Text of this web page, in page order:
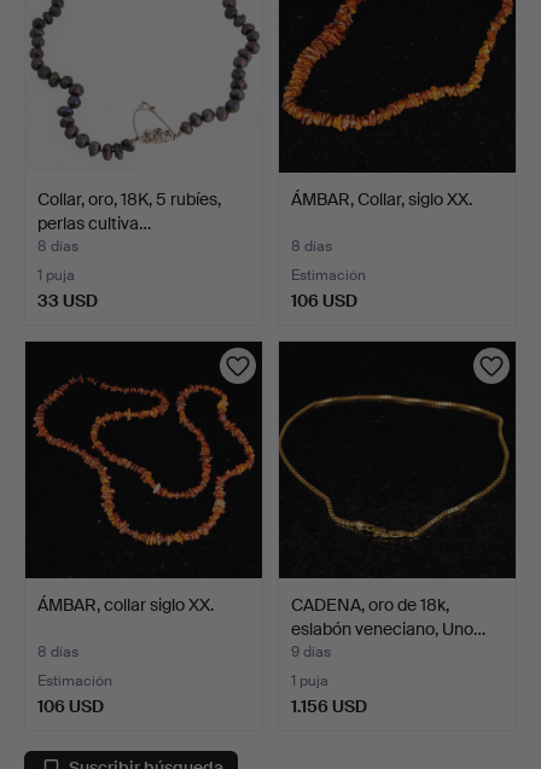
Collar, oro, 18K, 5 rubíes,
perlas cultiva…
8 días
1 puja
33 USD
ÁMBAR, Collar, siglo XX.
8 días
Estimación
106 USD
ÁMBAR, collar siglo XX.
8 días
Estimación
106 USD
CADENA, oro de 18k,
eslabón veneciano, Uno…
9 días
1 puja
1.156 USD